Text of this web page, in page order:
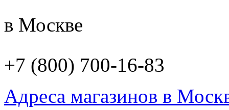
в Москве
+7 (800) 700-16-83
Адреса магазинов в